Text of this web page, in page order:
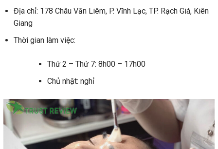
Địa chỉ: 178 Châu Văn Liêm, P. Vĩnh Lạc, TP. Rạch Giá, Kiên
Giang
Thời gian làm việc:
Thứ 2 – Thứ 7: 8h00 – 17h00
Chủ nhật: nghỉ